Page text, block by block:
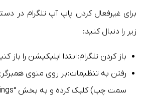
برای غیرفعال کردن پاپ آپ تلگرام در
زیر را دنبال کنید:
باز کردن تلگرام: ابتدا اپلیکیشن را باز
رفتن به تنظیمات: بر روی منوی
سمت چپ) کلیک کرده و به بخش “Settings” بروید.